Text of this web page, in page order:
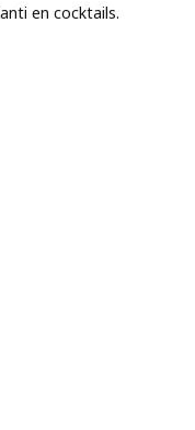
en cocktails.